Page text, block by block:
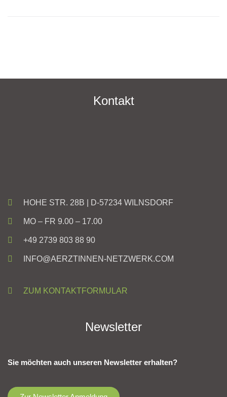
Kontakt
HOHE STR. 28B | D-57234 WILNSDORF
MO – FR 9.00 – 17.00
+49 2739 803 88 90
INFO@AERZTINNEN-NETZWERK.COM
ZUM KONTAKTFORMULAR
Newsletter
Sie möchten auch unseren Newsletter erhalten?